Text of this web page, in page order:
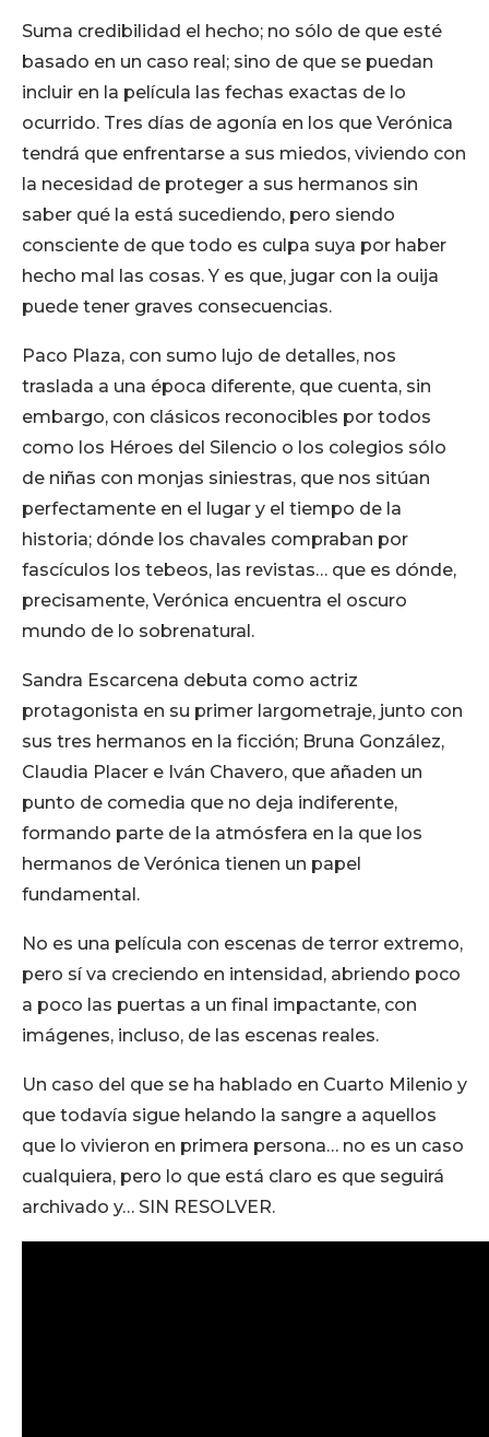
Suma credibilidad el hecho; no sólo de que esté
basado en un caso real; sino de que se puedan
incluir en la película las fechas exactas de lo
ocurrido. Tres días de agonía en los que Verónica
tendrá que enfrentarse a sus miedos, viviendo con
la necesidad de proteger a sus hermanos sin
saber qué la está sucediendo, pero siendo
consciente de que todo es culpa suya por haber
hecho mal las cosas. Y es que, jugar con la ouija
puede tener graves consecuencias.
Paco Plaza, con sumo lujo de detalles, nos
traslada a una época diferente, que cuenta, sin
embargo, con clásicos reconocibles por todos
como los Héroes del Silencio o los colegios sólo
de niñas con monjas siniestras, que nos sitúan
perfectamente en el lugar y el tiempo de la
historia; dónde los chavales compraban por
fascículos los tebeos, las revistas… que es dónde,
precisamente, Verónica encuentra el oscuro
mundo de lo sobrenatural.
Sandra Escarcena debuta como actriz
protagonista en su primer largometraje, junto con
sus tres hermanos en la ficción; Bruna González,
Claudia Placer e Iván Chavero, que añaden un
punto de comedia que no deja indiferente,
formando parte de la atmósfera en la que los
hermanos de Verónica tienen un papel
fundamental.
No es una película con escenas de terror extremo,
pero sí va creciendo en intensidad, abriendo poco
a poco las puertas a un final impactante, con
imágenes, incluso, de las escenas reales.
Un caso del que se ha hablado en Cuarto Milenio y
que todavía sigue helando la sangre a aquellos
que lo vivieron en primera persona… no es un caso
cualquiera, pero lo que está claro es que seguirá
archivado y… SIN RESOLVER.